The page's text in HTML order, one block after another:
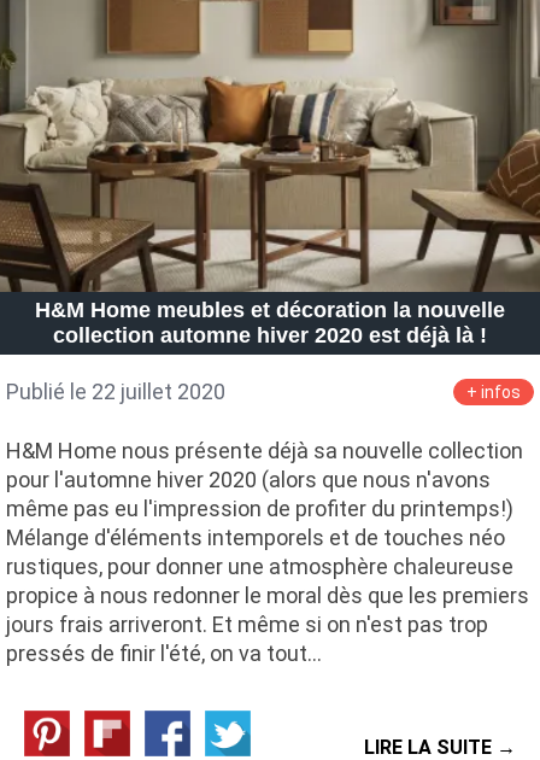
H&M Home meubles et décoration la nouvelle
collection automne hiver 2020 est déjà là !
Publié le 22 juillet 2020 + infos
H&M Home nous présente déjà sa nouvelle collection
pour l'automne hiver 2020 (alors que nous n'avons
même pas eu l'impression de profiter du printemps!)
Mélange d'éléments intemporels et de touches néo
rustiques, pour donner une atmosphère chaleureuse
propice à nous redonner le moral dès que les premiers
jours frais arriveront. Et même si on n'est pas trop
pressés de finir l'été, on va tout…
LIRE LA SUITE →